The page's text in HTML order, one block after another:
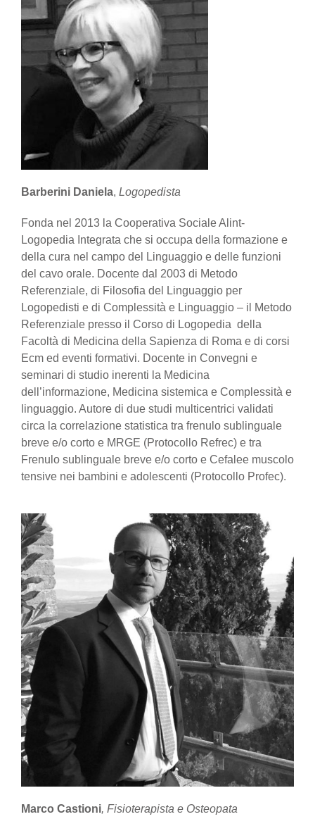
Barberini Daniela, Logopedista
Fonda nel 2013 la Cooperativa Sociale Alint-
Logopedia Integrata che si occupa della formazione e
della cura nel campo del Linguaggio e delle funzioni
del cavo orale. Docente dal 2003 di Metodo
Referenziale, di Filosofia del Linguaggio per
Logopedisti e di Complessità e Linguaggio – il Metodo
Referenziale presso il Corso di Logopedia della
Facoltà di Medicina della Sapienza di Roma e di corsi
Ecm ed eventi formativi. Docente in Convegni e
seminari di studio inerenti la Medicina
dell’informazione, Medicina sistemica e Complessità e
linguaggio. Autore di due studi multicentrici validati
circa la correlazione statistica tra frenulo sublinguale
breve e/o corto e MRGE (Protocollo Refrec) e tra
Frenulo sublinguale breve e/o corto e Cefalee muscolo
tensive nei bambini e adolescenti (Protocollo Profec).
Marco Castioni, Fisioterapista e Osteopata